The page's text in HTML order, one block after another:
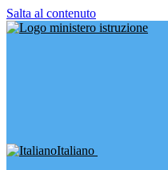
Salta al contenuto
Italiano